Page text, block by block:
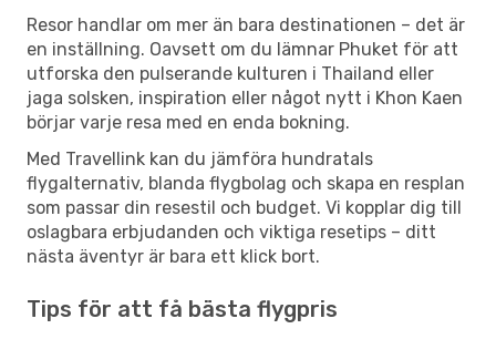
Resor handlar om mer än bara destinationen – det är
en inställning. Oavsett om du lämnar Phuket för att
utforska den pulserande kulturen i Thailand eller
jaga solsken, inspiration eller något nytt i Khon Kaen
börjar varje resa med en enda bokning.
Med Travellink kan du jämföra hundratals
flygalternativ, blanda flygbolag och skapa en resplan
som passar din resestil och budget. Vi kopplar dig till
oslagbara erbjudanden och viktiga resetips – ditt
nästa äventyr är bara ett klick bort.
Tips för att få bästa flygpris